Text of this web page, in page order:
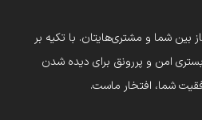
شما و مشتری‌هایتان. با تکیه بر
امن و پررونق برای دیده شدن
شما، افتخار ماست.